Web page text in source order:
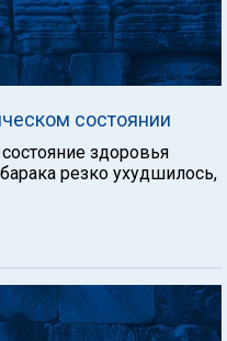
состоянии
здоровья
резко ухудшилось,